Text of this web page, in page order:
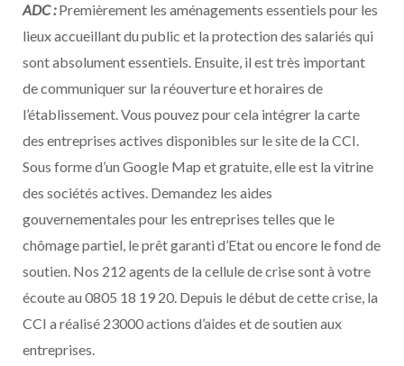
ADC :Premièrement les aménagements essentiels pour les
lieux accueillant du public et la protection des salariés qui
sont absolument essentiels. Ensuite, il est très important
de communiquer sur la réouverture et horaires de
l’établissement. Vous pouvez pour cela intégrer la carte
des entreprises actives disponibles sur le site de la CCI.
Sous forme d’un Google Map et gratuite, elle est la vitrine
des sociétés actives. Demandez les aides
gouvernementales pour les entreprises telles que le
chômage partiel, le prêt garanti d’Etat ou encore le fond de
soutien. Nos 212 agents de la cellule de crise sont à votre
écoute au 0805 18 19 20. Depuis le début de cette crise, la
CCI a réalisé 23000 actions d’aides et de soutien aux
entreprises.